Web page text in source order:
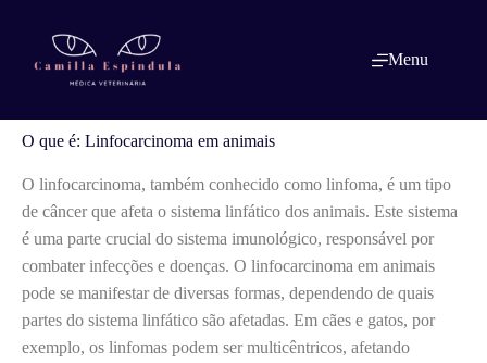
conteúdo
Menu
O que é: Linfocarcinoma em animais
O que é: Linfocarcinoma em animais
O linfocarcinoma, também conhecido como linfoma, é um tipo
de câncer que afeta o sistema linfático dos animais. Este sistema
é uma parte crucial do sistema imunológico, responsável por
combater infecções e doenças. O linfocarcinoma em animais
pode se manifestar de diversas formas, dependendo de quais
partes do sistema linfático são afetadas. Em cães e gatos, por
exemplo, os linfomas podem ser multicêntricos, afetando